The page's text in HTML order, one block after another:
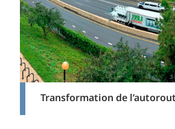
Transformation de